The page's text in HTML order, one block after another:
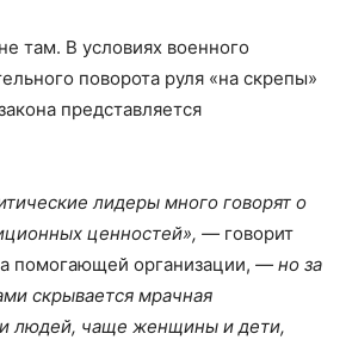
там. В условиях военного
поворота руля «на скрепы»
представляется
лидеры много говорят о
ценностей», — говорит
помогающей организации, — но за
скрывается мрачная
людей, чаще женщины и дети,